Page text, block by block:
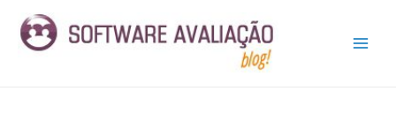
paranavigation